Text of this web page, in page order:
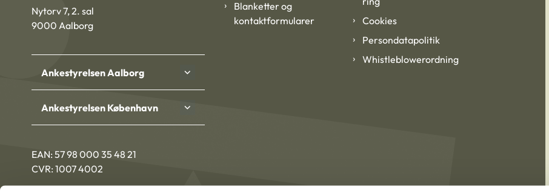
Nytorv 7, 2. sal
9000 Aalborg
Ankestyrelsen Aalborg
Ankestyrelsen København
EAN: 57 98 000 35 48 21
CVR: 1007 4002
Blanketter og
kontaktformularer
Cookies
Persondatapolitik
Whistleblowerordning